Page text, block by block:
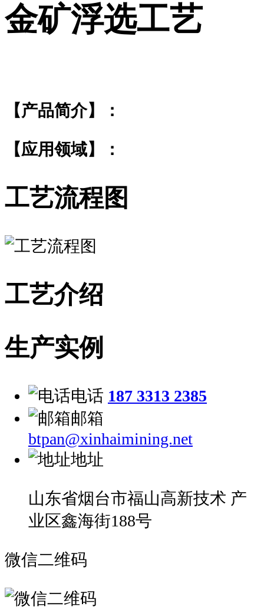
金矿浮选工艺
【产品简介】：
【应用领域】：
工艺流程图
工艺介绍
生产实例
电话 187 3313 2385
邮箱
btpan@xinhaimining.net
地址
山东省烟台市福山高新技术 产
业区鑫海街188号
微信二维码